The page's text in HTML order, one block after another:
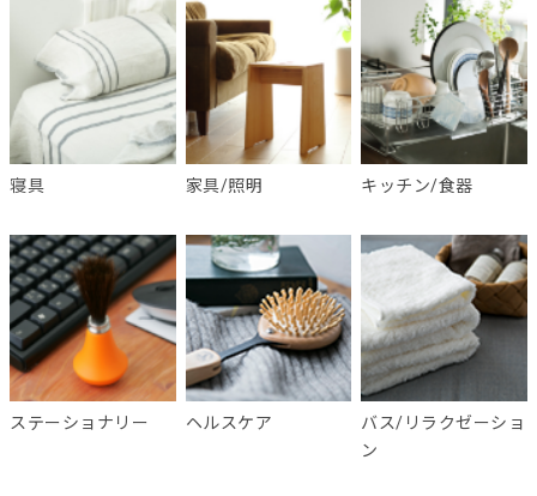
寝具 家具/照明 キッチン/食器
ステーショナリー ヘルスケア
バス/リラクゼーショ
ン